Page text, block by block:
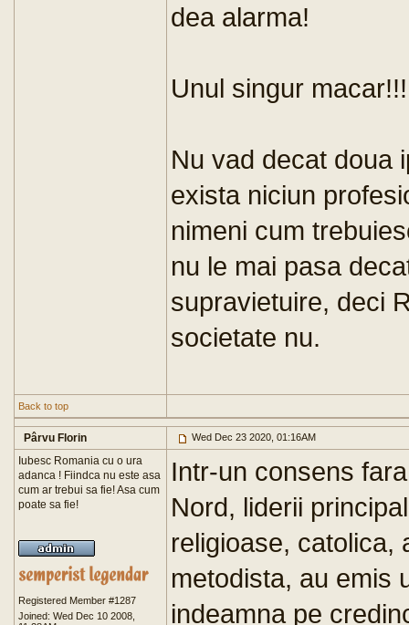
dea alarma!
Unul singur macar!!!
Nu vad decat doua
exista niciun
nimeni cum
nu le mai pasa
supravietuire, deci
societate nu.
Back to top
Pârvu Florin Wed Dec 23 2020, 01:16AM
Iubesc Romania cu o ura
adanca ! Fiindca nu este asa
cum ar trebui sa fie! Asa cum
poate sa fie!
Registered Member #1287
Joined: Wed Dec 10 2008,
Intr-un consens
Nord, liderii
religioase, catolica,
metodista, au emis
indeamna pe